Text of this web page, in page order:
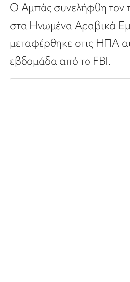
Ο Αμπάς συνελήφθη τον
στα Ηνωμένα Αραβικά
μεταφέρθηκε στις ΗΠΑ
εβδομάδα από το FBI.